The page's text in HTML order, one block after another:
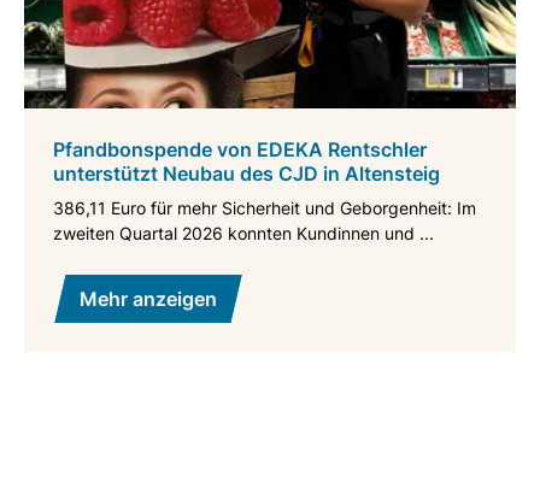
Pfandbonspende von EDEKA Rentschler
unterstützt Neubau des CJD in Altensteig
386,11 Euro für mehr Sicherheit und Geborgenheit: Im
zweiten Quartal 2026 konnten Kundinnen und ...
Mehr anzeigen